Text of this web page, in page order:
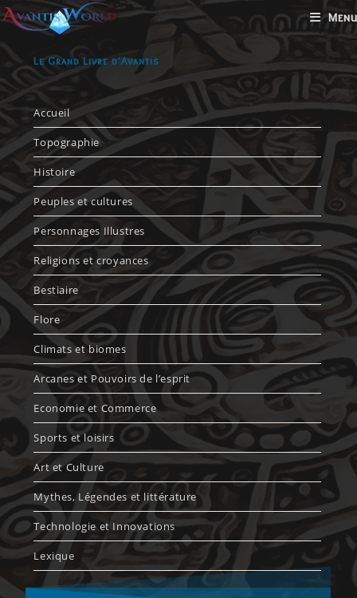
Menu
Le Grand Livre d'Avantis
Accueil
Topographie
Histoire
Peuples et cultures
Personnages Illustres
Religions et croyances
Bestiaire
Flore
Climats et biomes
Arcanes et Pouvoirs de l’esprit
Economie et Commerce
Sports et loisirs
Art et Culture
Mythes, Légendes et littérature
Technologie et Innovations
Lexique